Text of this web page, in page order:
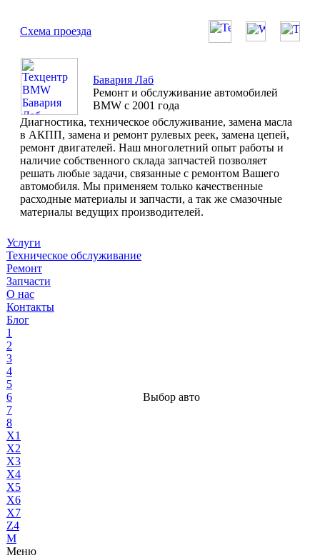
Схема проезда
Бавария Лаб
Ремонт и обслуживание автомобилей
BMW с 2001 года
Диагностика, техническое обслуживание, замена масла
в АКПП, замена и ремонт рулевых реек, замена цепей,
ремонт двигателей. Наш многолетний опыт работы и
наличие собственного склада запчастей позволяет
решать любые задачи, связанные с ремонтом Вашего
автомобиля. Мы применяем только качественные
расходные материалы и запчасти, а так же смазочные
материалы ведущих производителей.
Услуги
Техническое обслуживание
Ремонт
Запчасти
О нас
Контакты
Блог
1
2
3
4
5
6
7
8
X1
X2
X3
X4
X5
X6
X7
Z4
М
Меню
Выбор авто